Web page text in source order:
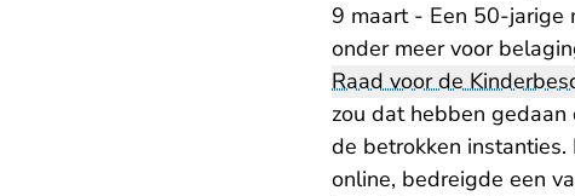
9 maart - Een 50-jarige
onder meer voor
Raad voor de
zou dat hebben
de betrokken
online, bedreigde een